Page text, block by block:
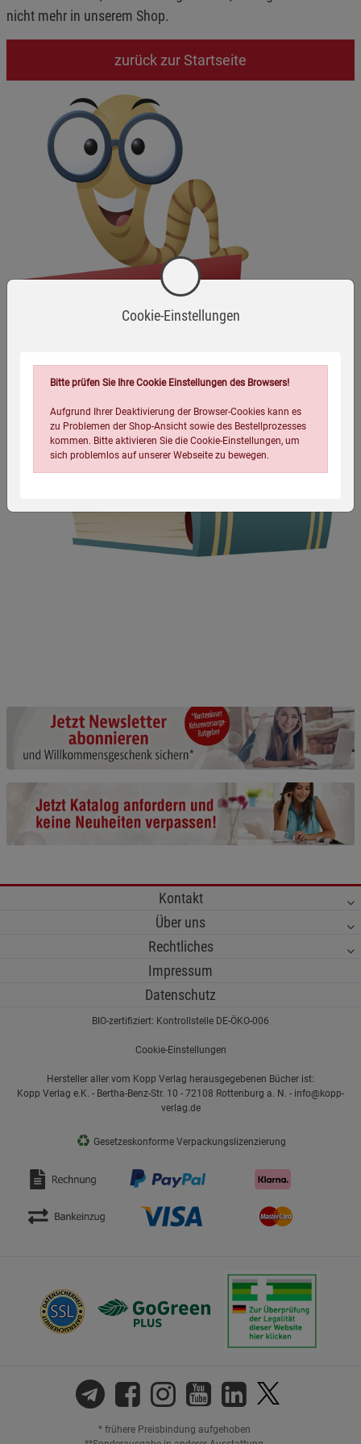
nicht mehr in unserem Shop.
zurück zur Startseite
Kontakt
Über uns
Rechtliches
Impressum
Datenschutz
BIO-zertifiziert: Kontrollstelle DE-ÖKO-006
Cookie-Einstellungen
Hersteller aller vom Kopp Verlag herausgegebenen Bücher ist:
Kopp Verlag e.K. - Bertha-Benz-Str. 10 - 72108 Rottenburg a. N. - info@kopp-
verlag.de
♻ Gesetzeskonforme Verpackungslizenzierung
* frühere Preisbindung aufgehoben
Cookie-Einstellungen
Bitte prüfen Sie Ihre Cookie Einstellungen des Browsers!
Aufgrund Ihrer Deaktivierung der Browser-Cookies kann es
zu Problemen der Shop-Ansicht sowie des Bestellprozesses
kommen. Bitte aktivieren Sie die Cookie-Einstellungen, um
sich problemlos auf unserer Webseite zu bewegen.
Beschreibung Notwendige Cookies
Cookie-Informationenanzeigen
Funktionale Cookies (1) Funktionale
Beschreibung Funktionale Cookies
anzeigen
Statistik Cookies (2) Statistik Cookies
Beschreibung Statistik Cookies
Cookie-Informationen
Marketing Cookies (3)
Datenschutzerklärung Impressum